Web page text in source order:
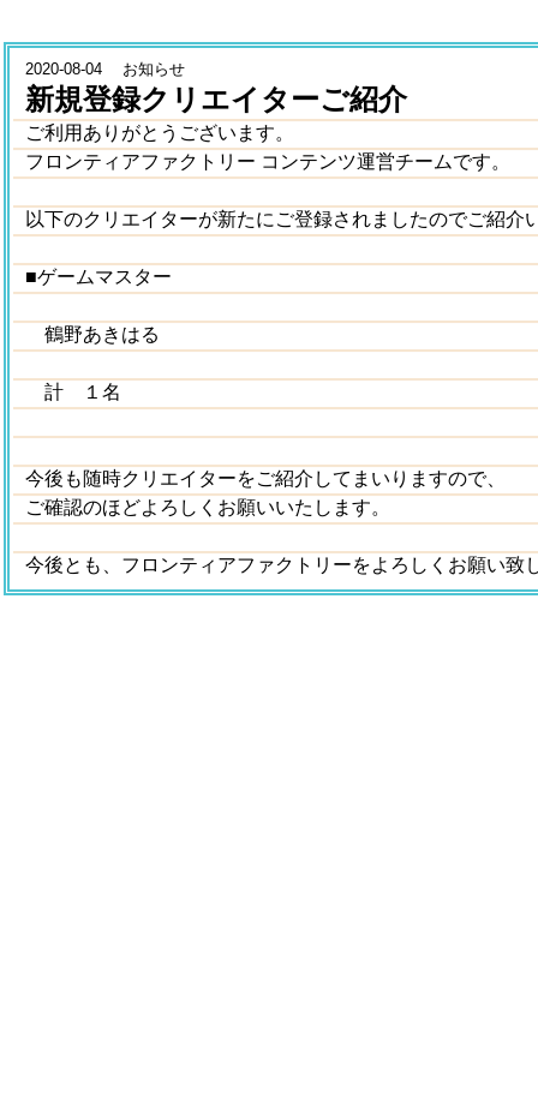
2020-08-04 お知らせ
新規登録クリエイターご紹介
ご利用ありがとうございます。
フロンティアファクトリー コンテンツ運営チームです。
以下のクリエイターが新たにご登録されましたのでご紹介
■ゲームマスター
鶴野あきはる
計 １名
今後も随時クリエイターをご紹介してまいりますので、
ご確認のほどよろしくお願いいたします。
今後とも、フロンティアファクトリーをよろしくお願い致